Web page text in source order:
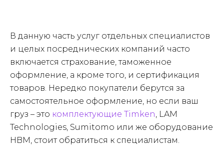
В данную часть услуг отдельных специалистов
и целых посреднических компаний часто
включается страхование, таможенное
оформление, а кроме того, и сертификация
товаров. Нередко покупатели берутся за
самостоятельное оформление, но если ваш
груз – это комплектующие Timken, LAM
Technologies, Sumitomo или же оборудование
HBM, стоит обратиться к специалистам.